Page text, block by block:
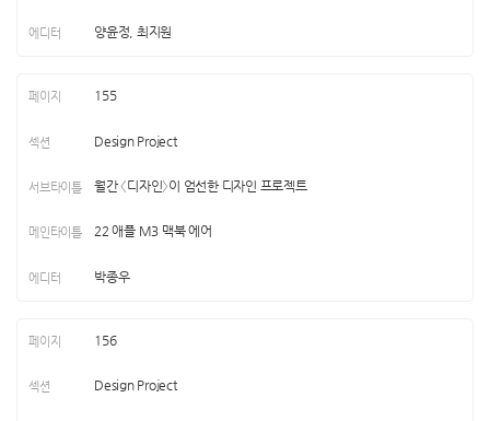
양윤정, 최지원
155
Design Project
월간 〈디자인〉이 엄선한 디자인 프로젝트
22 애플 M3 맥북 에어
박종우
156
Design Project